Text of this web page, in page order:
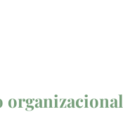
organizacional